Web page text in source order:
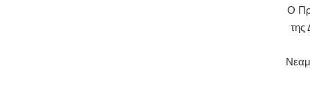
Ο
της